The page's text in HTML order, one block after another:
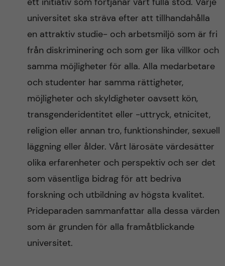
universitet ska sträva efter att tillhandahålla
en attraktiv studie- och arbetsmiljö som är fri
från diskriminering och som ger lika villkor och
samma möjligheter för alla. Alla medarbetare
och studenter har samma rättigheter,
möjligheter och skyldigheter oavsett kön,
transgenderidentitet eller -uttryck, etnicitet,
religion eller annan tro, funktionshinder, sexuell
läggning eller ålder. Vårt lärosäte värdesätter
olika erfarenheter och perspektiv och ser det
som väsentliga bidrag för att bedriva
forskning och utbildning av högsta kvalitet.
Prideparaden sammanfattar alla dessa värden
som är grunden för alla framåtblickande
universitet.